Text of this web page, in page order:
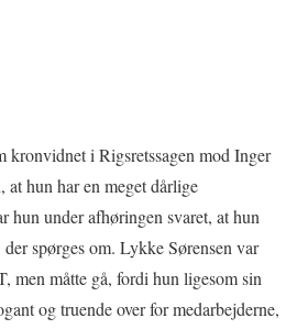
kronvidnet i Rigsretssagen mod Inger
hun har en meget dårlige
hun under afhøringen svaret, at hun
spørges om. Lykke Sørensen var
men måtte gå, fordi hun ligesom sin
og truende over for medarbejderne,